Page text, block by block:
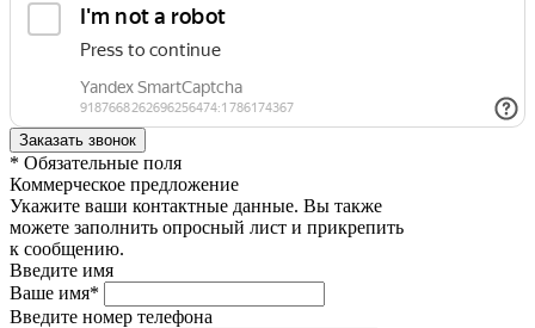
* Обязательные поля
Коммерческое предложение
Укажите ваши контактные данные. Вы также
можете заполнить опросный лист и прикрепить
к сообщению.
Введите имя
Ваше имя*
Введите номер телефона